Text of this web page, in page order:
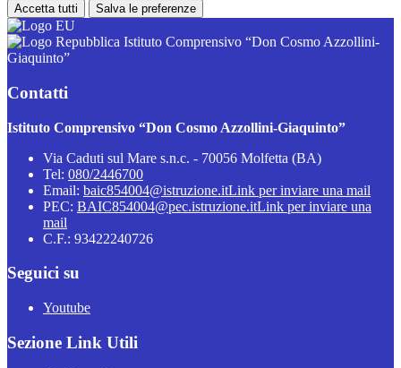
Accetta tutti Salva le preferenze
Istituto Comprensivo “Don Cosmo Azzollini-
Giaquinto”
Contatti
Istituto Comprensivo “Don Cosmo Azzollini-Giaquinto”
Via Caduti sul Mare s.n.c. - 70056 Molfetta (BA)
Tel: 080/2446700
Email: baic854004@istruzione.itLink per inviare una mail
PEC: BAIC854004@pec.istruzione.itLink per inviare una
mail
C.F.: 93422240726
Seguici su
Youtube
Sezione Link Utili